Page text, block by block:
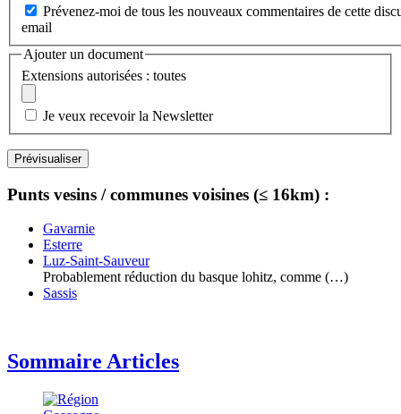
Prévenez-moi de tous les nouveaux commentaires de cette
email
Ajouter un document
Extensions autorisées : toutes
Je veux recevoir la Newsletter
Punts vesins / communes voisines (≤ 16km) :
Gavarnie
Esterre
Luz-Saint-Sauveur
Probablement réduction du basque lohitz, comme (…)
Sassis
Sommaire Articles